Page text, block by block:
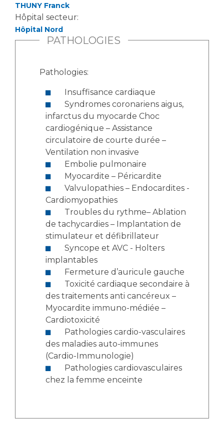
THUNY Franck
Hôpital secteur:
Hôpital Nord
PATHOLOGIES
Pathologies:
Insuffisance cardiaque
infarctus du myocarde Choc
cardiogénique – Assistance
circulatoire de courte durée –
Ventilation non invasive
Embolie pulmonaire
Myocardite – Péricardite
Cardiomyopathies
de tachycardies – Implantation de
stimulateur et défibrillateur
implantables
Fermeture d’auricule gauche
des traitements anti cancéreux –
Myocardite immuno-médiée –
Cardiotoxicité
des maladies auto-immunes
(Cardio-Immunologie)
chez la femme enceinte